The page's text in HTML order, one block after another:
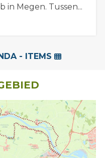
in Megen. Tussen...
- ITEMS